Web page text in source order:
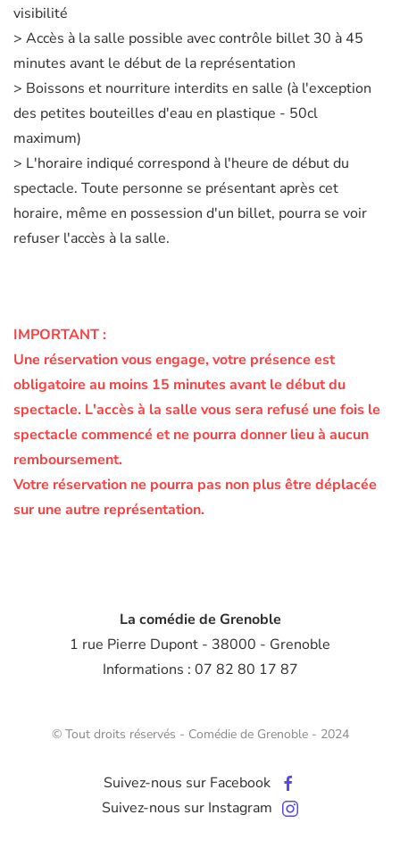
visibilité
> Accès à la salle possible avec contrôle billet 30 à 45
minutes avant le début de la représentation
> Boissons et nourriture interdits en salle (à l'exception
des petites bouteilles d'eau en plastique - 50cl
maximum)
> L'horaire indiqué correspond à l'heure de début du
spectacle. Toute personne se présentant après cet
horaire, même en possession d'un billet, pourra se voir
refuser l'accès à la salle.
IMPORTANT :
Une réservation vous engage, votre présence est
obligatoire au moins 15 minutes avant le début du
spectacle. L'accès à la salle vous sera refusé une fois le
spectacle commencé et ne pourra donner lieu à aucun
remboursement.
Votre réservation ne pourra pas non plus être déplacée
sur une autre représentation.
La comédie de Grenoble
1 rue Pierre Dupont - 38000 - Grenoble
Informations : 07 82 80 17 87
© Tout droits réservés - Comédie de Grenoble - 2024
Suivez-nous sur Facebook
Suivez-nous sur Instagram